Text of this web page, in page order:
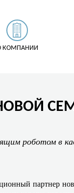
КОМПАНИИ
роботом в
партнер